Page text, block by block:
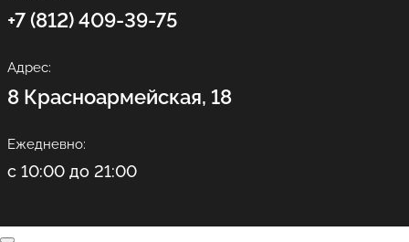
+7 (812) 409-39-75
Адрес:
8 Красноармейская, 18
Ежедневно:
с 10:00 до 21:00